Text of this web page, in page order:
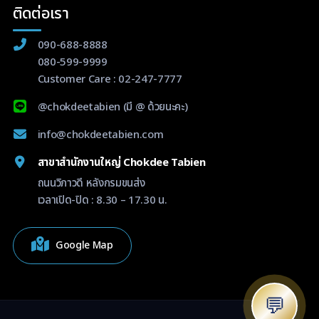
ติดต่อเรา
090-688-8888
080-599-9999
Customer Care : 02-247-7777
@chokdeetabien (มี @ ด้วยนะคะ)
info@chokdeetabien.com
สาขาสำนักงานใหญ่ Chokdee Tabien
ถนนวิภาวดี หลังกรมขนส่ง
เวลาเปิด-ปิด : 8.30 – 17.30 น.
Google Map
💬